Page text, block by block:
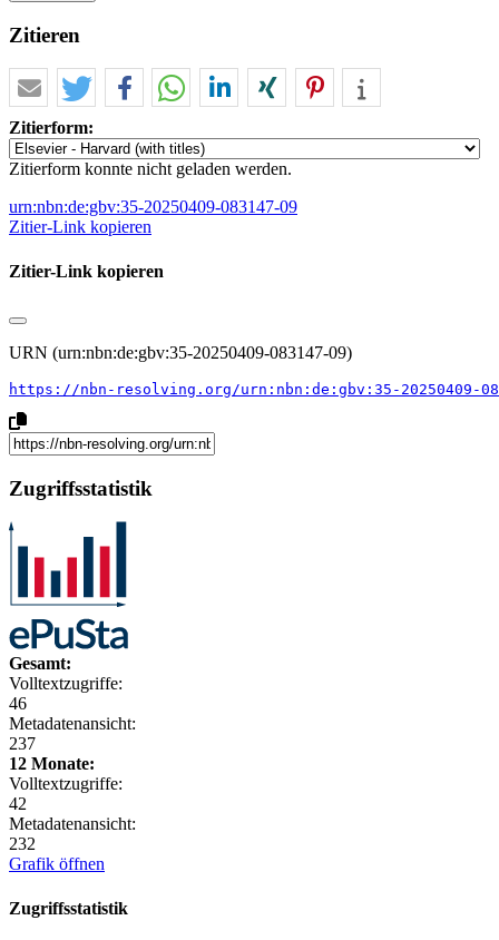
Zitieren
Zitierform:
Zitierform konnte nicht geladen werden.
urn:nbn:de:gbv:35-20250409-083147-09
Zitier-Link kopieren
Zitier-Link kopieren
URN (urn:nbn:de:gbv:35-20250409-083147-09)
https://nbn-resolving.org/urn:nbn:de:gbv:35-20250409-
Zugriffsstatistik
Gesamt:
Volltextzugriffe:
46
Metadatenansicht:
237
12 Monate:
Volltextzugriffe:
42
Metadatenansicht:
232
Grafik öffnen
Zugriffsstatistik